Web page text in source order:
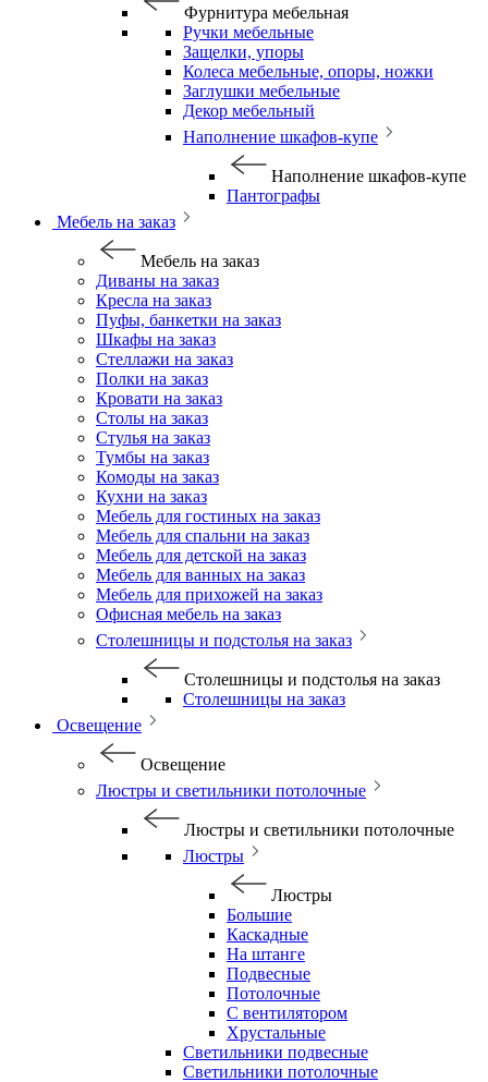
Фурнитура мебельная
Ручки мебельные
Защелки, упоры
Колеса мебельные, опоры, ножки
Заглушки мебельные
Декор мебельный
Наполнение шкафов-купе
Наполнение шкафов-купе
Пантографы
Мебель на заказ
Мебель на заказ
Диваны на заказ
Кресла на заказ
Пуфы, банкетки на заказ
Шкафы на заказ
Стеллажи на заказ
Полки на заказ
Кровати на заказ
Столы на заказ
Стулья на заказ
Тумбы на заказ
Комоды на заказ
Кухни на заказ
Мебель для гостиных на заказ
Мебель для спальни на заказ
Мебель для детской на заказ
Мебель для ванных на заказ
Мебель для прихожей на заказ
Офисная мебель на заказ
Столешницы и подстолья на заказ
Столешницы и подстолья на заказ
Столешницы на заказ
Освещение
Освещение
Люстры и светильники потолочные
Люстры и светильники потолочные
Люстры
Люстры
Большие
Каскадные
На штанге
Подвесные
Потолочные
С вентилятором
Хрустальные
Светильники подвесные
Светильники потолочные